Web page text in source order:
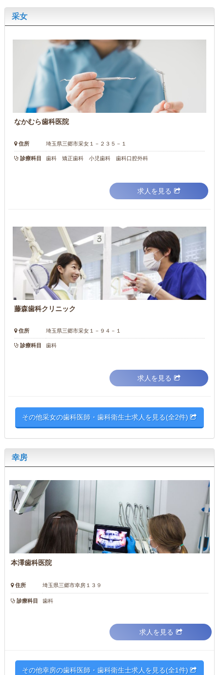
采女
なかむら歯科医院
住所 埼玉県三郷市采女１－２３５－１
診療科目 歯科 矯正歯科 小児歯科 歯科口腔外科
求人を見る
藤森歯科クリニック
住所 埼玉県三郷市采女１－９４－１
診療科目 歯科
求人を見る
その他采女の歯科医師・歯科衛生士求人を見る(全2件)
幸房
本澤歯科医院
住所 埼玉県三郷市幸房１３９
診療科目 歯科
求人を見る
その他幸房の歯科医師・歯科衛生士求人を見る(全1件)